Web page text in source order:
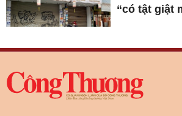
“có tật giật